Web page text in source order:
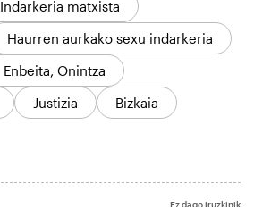
Indarkeria matxista
Haurren aurkako sexu indarkeria
Enbeita, Onintza
Justizia
Bizkaia
Ez dago iruzkinik